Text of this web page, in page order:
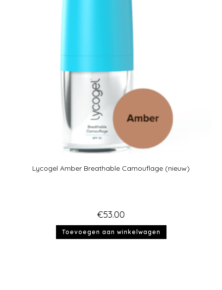
Lycogel Amber Breathable Camouflage (nieuw)
€53.00
Toevoegen aan winkelwagen